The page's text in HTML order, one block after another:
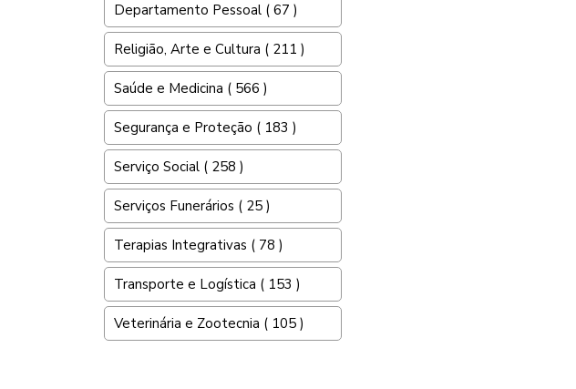
Departamento Pessoal ( 67 )
Religião, Arte e Cultura ( 211 )
Saúde e Medicina ( 566 )
Segurança e Proteção ( 183 )
Serviço Social ( 258 )
Serviços Funerários ( 25 )
Terapias Integrativas ( 78 )
Transporte e Logística ( 153 )
Veterinária e Zootecnia ( 105 )